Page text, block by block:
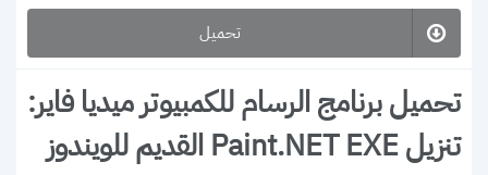
تحميل
تحميل برنامج الرسام للكمبيوتر ميديا فاير:
تنزيل Paint.NET EXE القديم للويندوز